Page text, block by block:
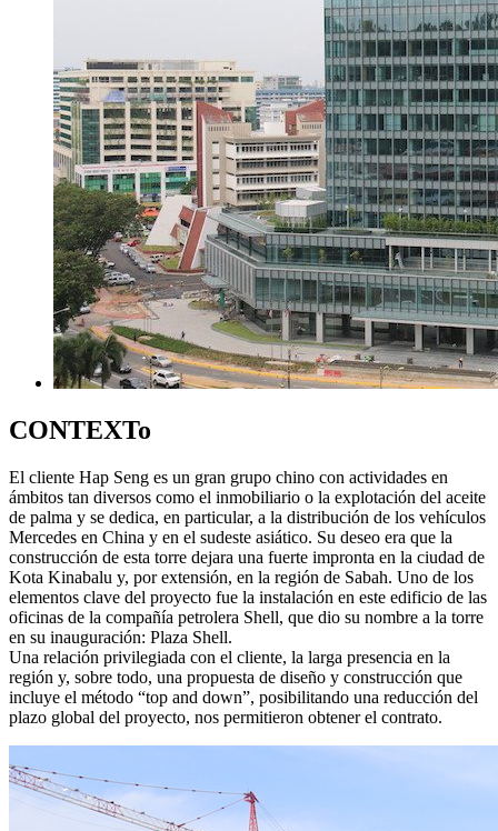
CONTEXTo
El cliente Hap Seng es un gran grupo chino con actividades en
ámbitos tan diversos como el inmobiliario o la explotación del aceite
de palma y se dedica, en particular, a la distribución de los vehículos
Mercedes en China y en el sudeste asiático. Su deseo era que la
construcción de esta torre dejara una fuerte impronta en la ciudad de
Kota Kinabalu y, por extensión, en la región de Sabah. Uno de los
elementos clave del proyecto fue la instalación en este edificio de las
oficinas de la compañía petrolera Shell, que dio su nombre a la torre
en su inauguración: Plaza Shell.
Una relación privilegiada con el cliente, la larga presencia en la
región y, sobre todo, una propuesta de diseño y construcción que
incluye el método “top and down”, posibilitando una reducción del
plazo global del proyecto, nos permitieron obtener el contrato.